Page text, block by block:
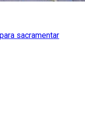
sacramentar